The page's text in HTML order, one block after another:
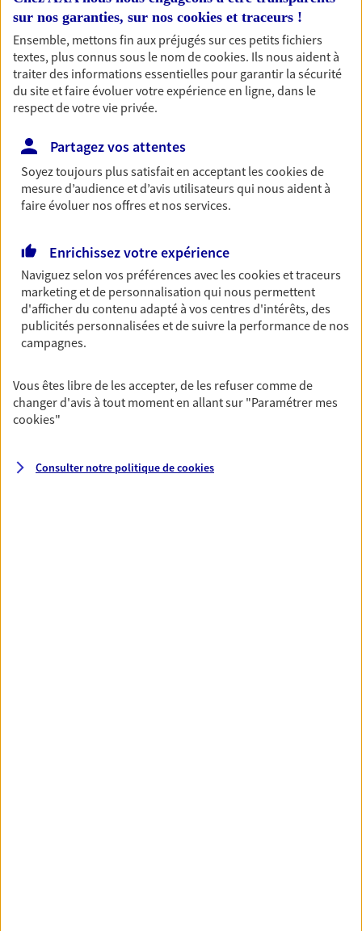
Nos offres phares
Réalisez vos projets grâce à votre épargne : achat
immobilier, études des enfants ou voyage autour
du monde… Épargnez à votre rythme et
simplement, selon votre profil.
Retraite
Préparez sereinement ce nouveau chapitre de
votre vie avec les conseils d'un expert. Découvrez
notre solution PER (Plan Epargne Retraite)
spécialement conçue pour la retraite.
Découvrir l'offre Retraite
Pour un avenir serein, assurez-vous avec notre
contrat prévoyance. Préservez vos proches en cas
sur nos garanties, sur nos cookies et traceurs !
Ensemble, mettons fin aux préjugés sur ces petits fichiers
textes, plus connus sous le nom decookies. Ils nous aident à
traiter des informations essentielles pour garantir la sécurité
du site et faire évoluer votre expérience en ligne, dans le
respect de votre vie privée.
Partagez vos attentes
Soyez toujours plus satisfait en acceptant lescookiesde
mesure d’audience et d’avis utilisateurs qui nous aident à
faire évoluer nos offres et nos services.
Enrichissez votre expérience
Naviguez selon vos préférences avec lescookies et traceurs
marketing et de personnalisation qui nous permettent
d'afficher du contenu adapté à vos centres d'intérêts, des
publicités personnalisées et de suivre la performance de nos
campagnes.
Vous êtes libre de les accepter, de les refuser comme de
changer d'avis à tout moment en allant sur "Paramétrer mes
cookies"
Consulter notre politique decookies